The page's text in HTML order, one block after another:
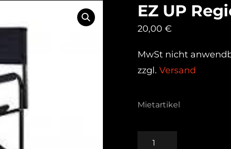
EZ UP
20,00 €
MwSt nicht
zzgl. Versand
Mietartikel